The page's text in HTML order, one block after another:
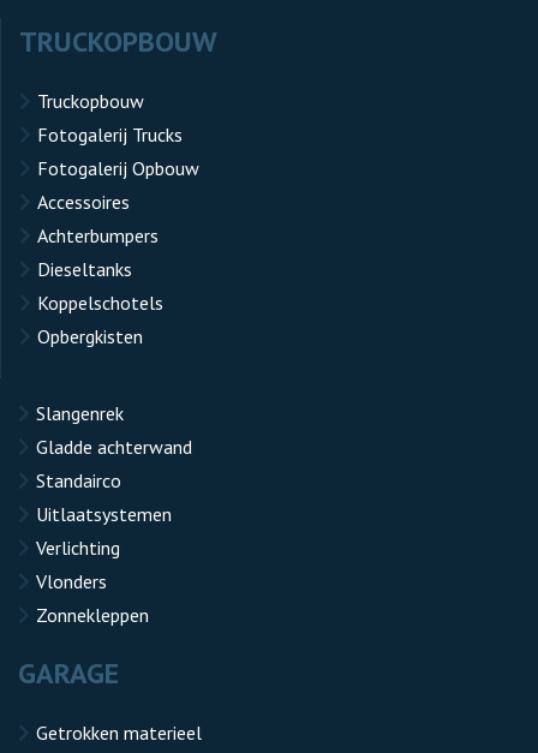
TRUCKOPBOUW
Truckopbouw
Fotogalerij Trucks
Fotogalerij Opbouw
Accessoires
Achterbumpers
Dieseltanks
Koppelschotels
Opbergkisten
Slangenrek
Gladde achterwand
Standairco
Uitlaatsystemen
Verlichting
Vlonders
Zonnekleppen
GARAGE
Getrokken materieel